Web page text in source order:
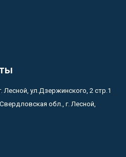
Лесной, ул.Дзержинского, 2 стр.1
Свердловская обл., г. Лесной,